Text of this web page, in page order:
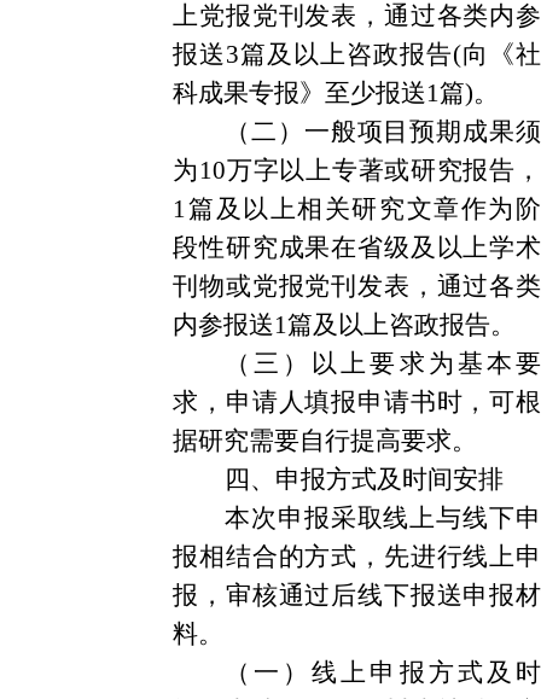
上党报党刊发表，通过各类内参
报送3篇及以上咨政报告(向《社
科成果专报》至少报送1篇)。
（二）一般项目预期成果须
为10万字以上专著或研究报告，
1篇及以上相关研究文章作为阶
段性研究成果在省级及以上学术
刊物或党报党刊发表，通过各类
内参报送1篇及以上咨政报告。
（三）以上要求为基本要
求，申请人填报申请书时，可根
据研究需要自行提高要求。
四、申报方式及时间安排
本次申报采取线上与线下申
报相结合的方式，先进行线上申
报，审核通过后线下报送申报材
料。
（一）线上申报方式及时